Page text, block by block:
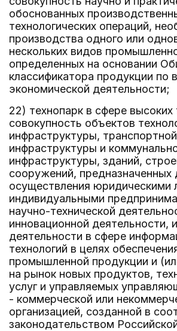
обоснованных
технологических операций,
производства одного или
нескольких видов
определенных на основании
классификатора продукции по
экономической деятельности;
22) технопарк в сфере высоких
совокупность объектов
инфраструктуры, транспортной
инфраструктуры и
инфраструктуры, зданий,
сооружений, предназначенных
осуществления юридическими
индивидуальными
научно-технической
инновационной деятельности,
деятельности в сфере
технологий в целях
промышленной продукции и
на рынок новых продуктов,
услуг и управляемых
- коммерческой или
организацией, созданной в
законодательством